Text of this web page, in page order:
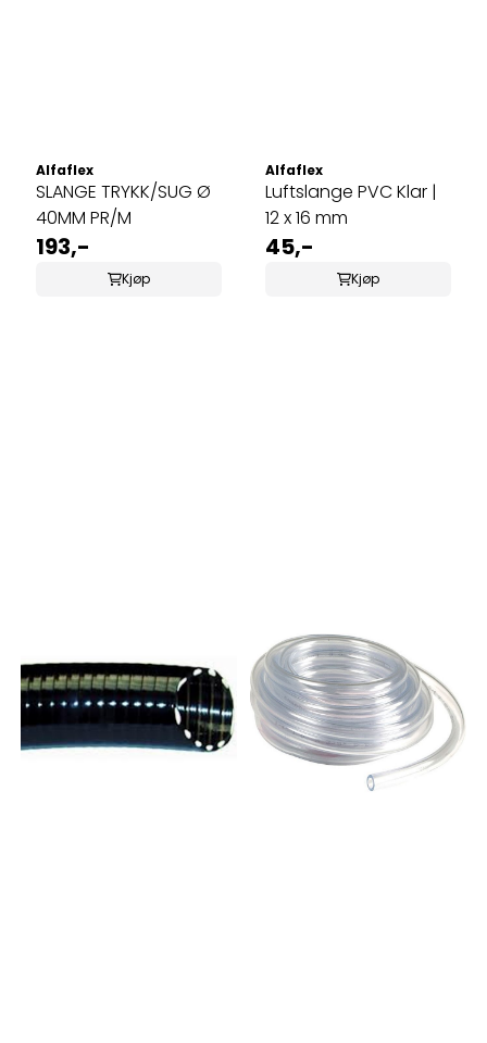
Alfaflex
SLANGE TRYKK/SUG Ø
40MM PR/M
193,-
Kjøp
Alfaflex
Luftslange PVC Klar |
12 x 16 mm
45,-
Kjøp